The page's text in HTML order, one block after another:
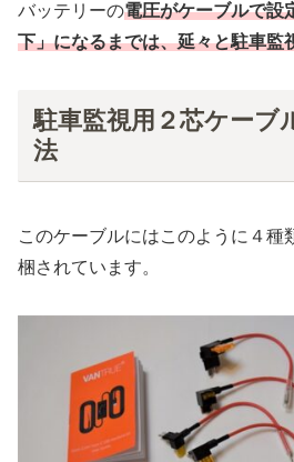
バッテリーの電圧がケーブルで設
下」になるまでは、延々と駐車監
駐車監視用２芯ケーブ
法
このケーブルにはこのように４種
梱されています。